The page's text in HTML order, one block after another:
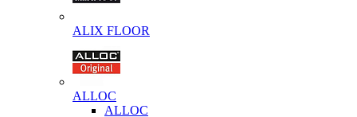
ALIX FLOOR
ALLOC
ALLOC